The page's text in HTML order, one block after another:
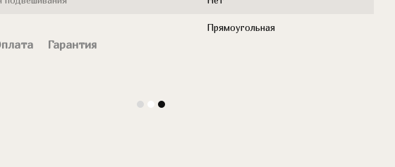
Прямоугольная
Гарантия